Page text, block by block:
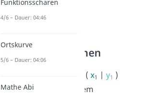
Sekanten berechnen
(x1 |y1 )
undQ(x2
) auf einem
Funktionsscharen
4/6 – Dauer: 04:46
Ortskurve
5/6 – Dauer: 04:06
Mathe Abi